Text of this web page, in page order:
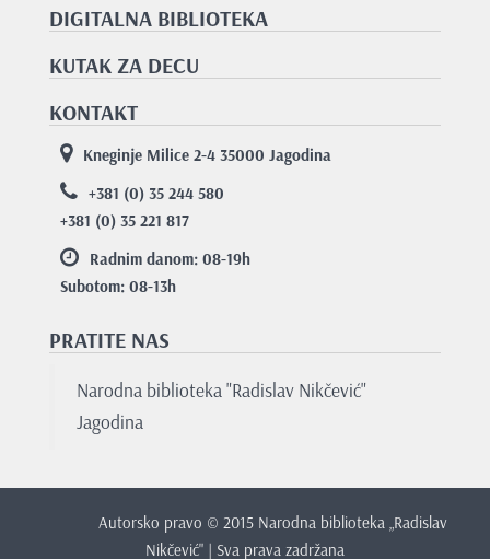
DIGITALNA BIBLIOTEKA
KUTAK ZA DECU
KONTAKT
Kneginje Milice 2-4 35000 Jagodina
+381 (0) 35 244 580
+381 (0) 35 221 817
Radnim danom: 08-19h
Subotom: 08-13h
PRATITE NAS
Narodna biblioteka "Radislav Nikčević"
Jagodina
Autorsko pravo © 2015 Narodna biblioteka „Radislav
Nikčević" | Sva prava zadržana